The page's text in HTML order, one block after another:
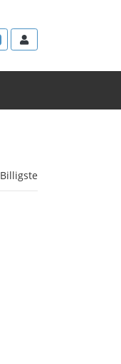
Billigste